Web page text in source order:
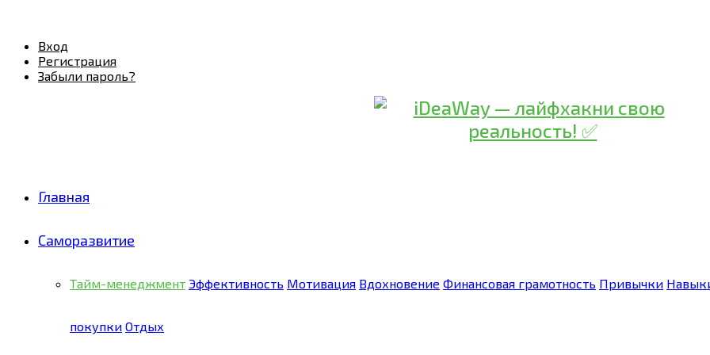
Вход
Регистрация
Забыли пароль?
Главная
Саморазвитие
Тайм-менеджмент Эффективность Мотивация Вдохновение Финансовая грамотность Привычки
покупки Отдых